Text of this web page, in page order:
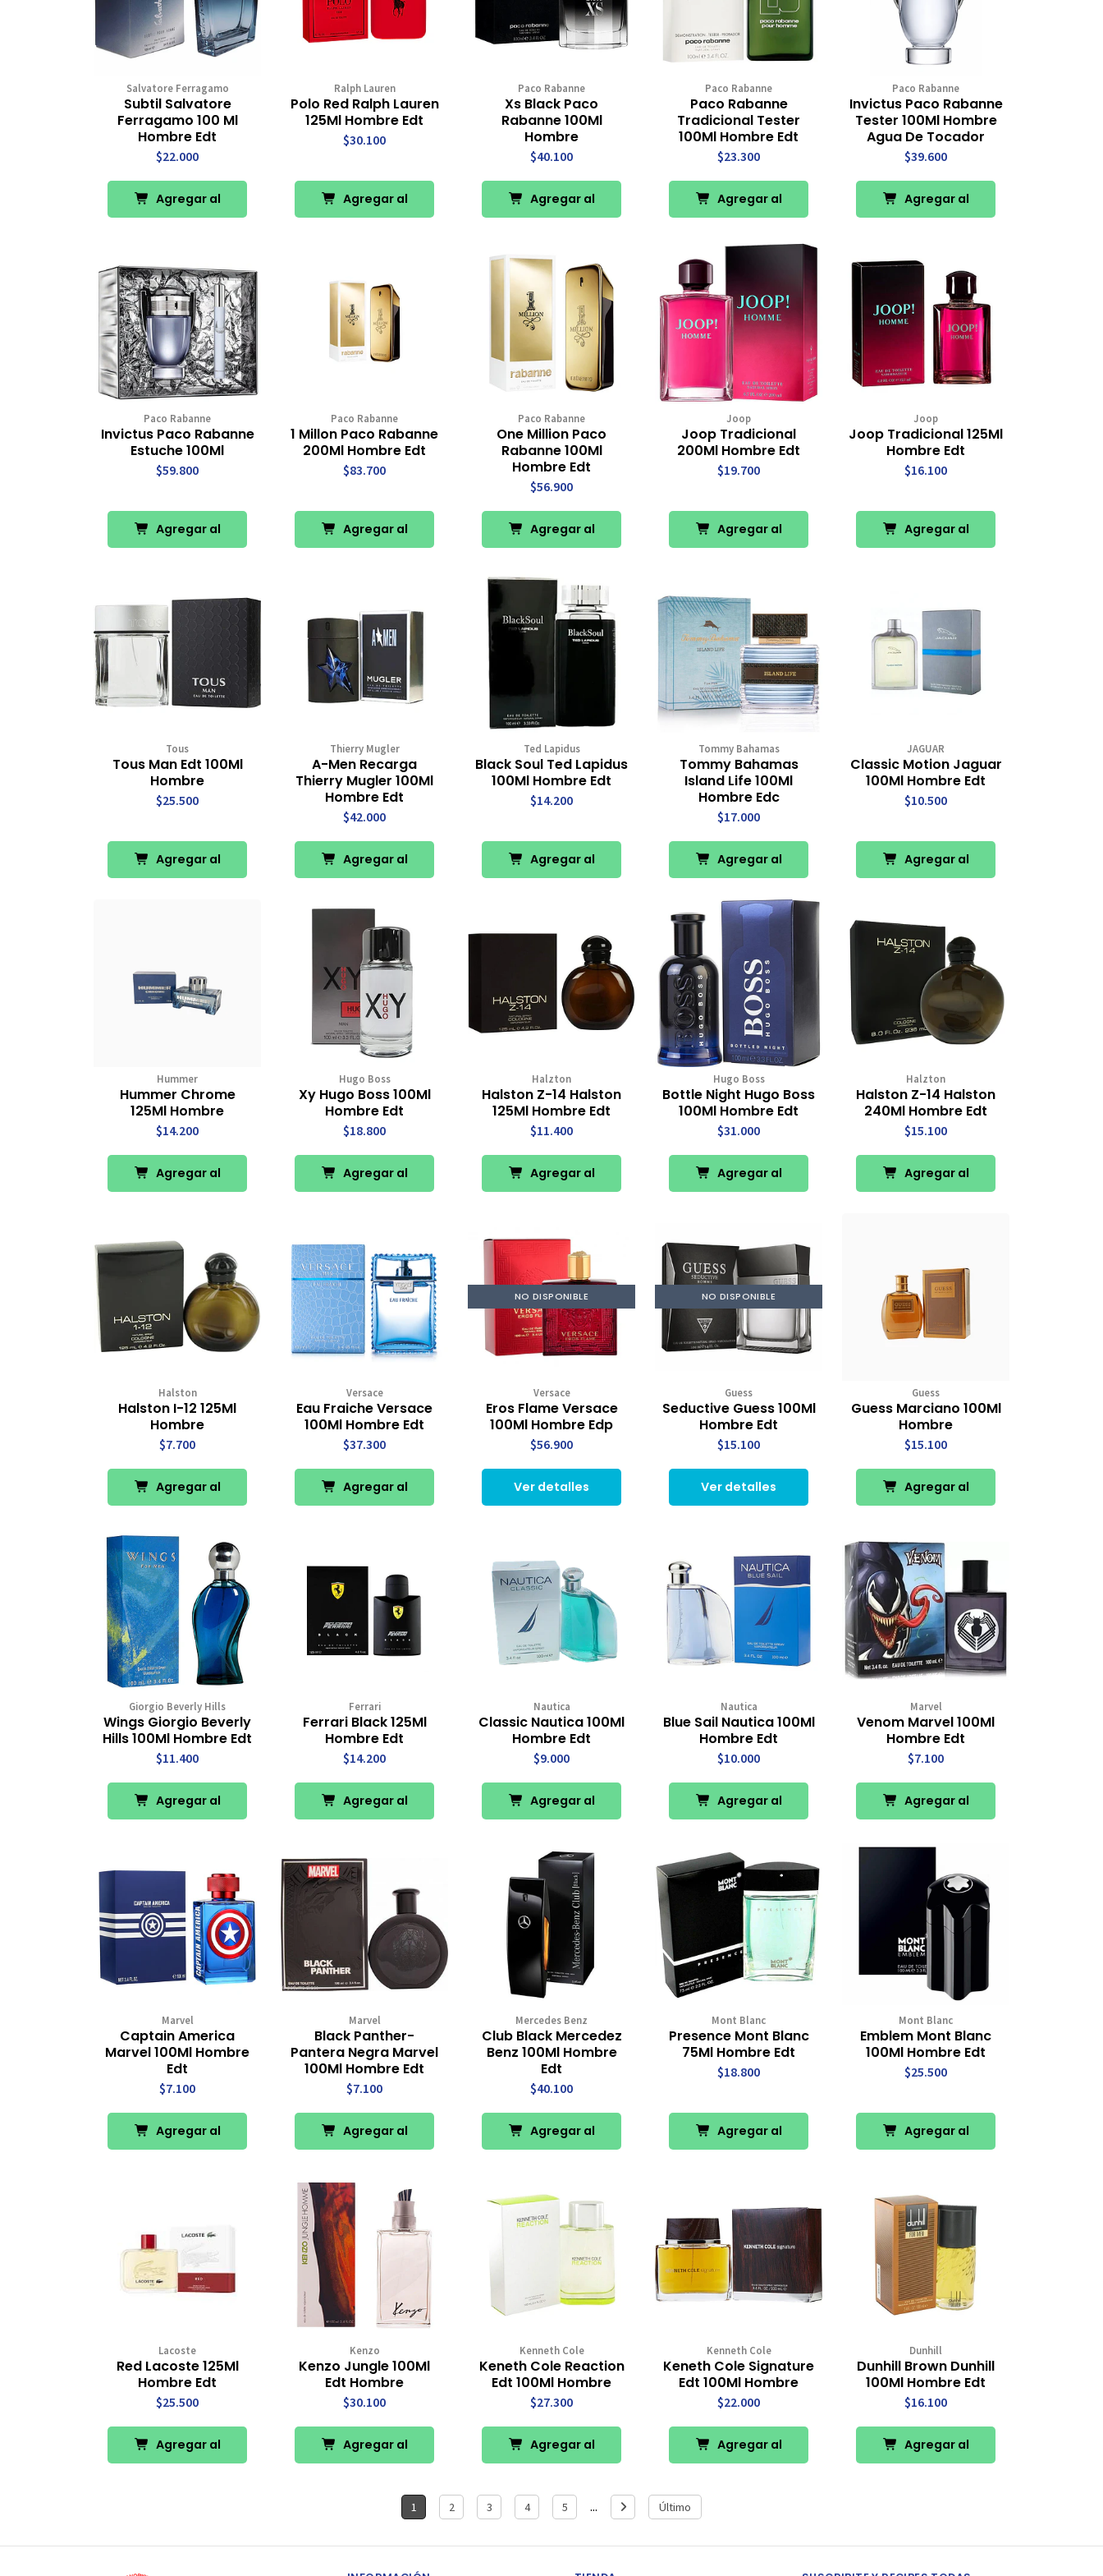
Salvatore Ferragamo
Subtil Salvatore
Ferragamo 100 Ml
Hombre Edt
$22.000
Agregar al
Ralph Lauren
Polo Red Ralph Lauren
125Ml Hombre Edt
$30.100
Agregar al
Paco Rabanne
Xs Black Paco
Rabanne 100Ml
Hombre
$40.100
Agregar al
Paco Rabanne
Paco Rabanne
Tradicional Tester
100Ml Hombre Edt
$23.300
Agregar al
Paco Rabanne
Invictus Paco Rabanne
Tester 100Ml Hombre
Agua De Tocador
$39.600
Agregar al
Paco Rabanne
Invictus Paco Rabanne
Estuche 100Ml
$59.800
Agregar al
Paco Rabanne
1 Millon Paco Rabanne
200Ml Hombre Edt
$83.700
Agregar al
Paco Rabanne
One Million Paco
Rabanne 100Ml
Hombre Edt
$56.900
Agregar al
Joop
Joop Tradicional
200Ml Hombre Edt
$19.700
Agregar al
Joop
Joop Tradicional 125Ml
Hombre Edt
$16.100
Agregar al
Tous
Tous Man Edt 100Ml
Hombre
$25.500
Agregar al
Thierry Mugler
A-Men Recarga
Thierry Mugler 100Ml
Hombre Edt
$42.000
Agregar al
Ted Lapidus
Black Soul Ted Lapidus
100Ml Hombre Edt
$14.200
Agregar al
Tommy Bahamas
Tommy Bahamas
Island Life 100Ml
Hombre Edc
$17.000
Agregar al
Carro
JAGUAR
Classic Motion Jaguar
100Ml Hombre Edt
$10.500
Agregar al
Hummer
Hummer Chrome
125Ml Hombre
$14.200
Agregar al
Hugo Boss
Xy Hugo Boss 100Ml
Hombre Edt
$18.800
Agregar al
Halzton
Halston Z-14 Halston
125Ml Hombre Edt
$11.400
Agregar al
Hugo Boss
Bottle Night Hugo Boss
100Ml Hombre Edt
$31.000
Agregar al
Halzton
Halston Z-14 Halston
240Ml Hombre Edt
$15.100
Agregar al
Halston
Halston I-12 125Ml
Hombre
$7.700
Agregar al
Versace
Eau Fraiche Versace
100Ml Hombre Edt
$37.300
Agregar al
NO DISPONIBLE
Versace
Eros Flame Versace
100Ml Hombre Edp
$56.900
Ver detalles
NO DISPONIBLE
Guess
Seductive Guess 100Ml
Hombre Edt
$15.100
Ver detalles
Guess
Guess Marciano 100Ml
Hombre
$15.100
Agregar al
Giorgio Beverly Hills
Wings Giorgio Beverly
Hills 100Ml Hombre Edt
$11.400
Agregar al
Ferrari
Ferrari Black 125Ml
Hombre Edt
$14.200
Agregar al
Nautica
Classic Nautica 100Ml
Hombre Edt
$9.000
Agregar al
Nautica
Blue Sail Nautica 100Ml
Hombre Edt
$10.000
Agregar al
Marvel
Venom Marvel 100Ml
Hombre Edt
$7.100
Agregar al
Marvel
Captain America
Marvel 100Ml Hombre
Edt
$7.100
Agregar al
Marvel
Black Panther-
Pantera Negra Marvel
100Ml Hombre Edt
$7.100
Agregar al
Mercedes Benz
Club Black Mercedez
Benz 100Ml Hombre
Edt
$40.100
Agregar al
Mont Blanc
Presence Mont Blanc
75Ml Hombre Edt
$18.800
Agregar al
Mont Blanc
Emblem Mont Blanc
100Ml Hombre Edt
$25.500
Agregar al
Lacoste
Red Lacoste 125Ml
Hombre Edt
$25.500
Agregar al
Kenzo
Kenzo Jungle 100Ml
Edt Hombre
$30.100
Agregar al
Kenneth Cole
Keneth Cole Reaction
Edt 100Ml Hombre
$27.300
Agregar al
Kenneth Cole
Keneth Cole Signature
Edt 100Ml Hombre
$22.000
Agregar al
Dunhill
Dunhill Brown Dunhill
100Ml Hombre Edt
$16.100
Agregar al
1 2 3 4 5 ... Último